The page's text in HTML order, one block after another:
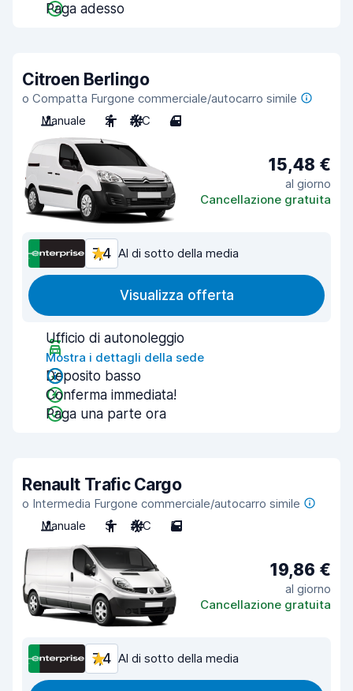
Paga adesso
Citroen Berlingo
o Compatta Furgone commerciale/autocarro simile
Manuale
2 A/C 4
15,48 €
al giorno
Cancellazione gratuita
7,4 Al di sotto della media
Visualizza offerta
Ufficio di autonoleggio
Mostra i dettagli della sede
Deposito basso
Conferma immediata!
Paga una parte ora
Renault Trafic Cargo
o Intermedia Furgone commerciale/autocarro simile
Manuale
3 A/C 5
19,86 €
al giorno
Cancellazione gratuita
7,4 Al di sotto della media